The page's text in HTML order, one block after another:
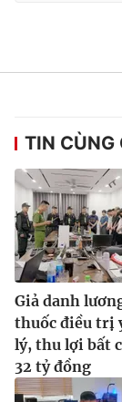
® Cấm sao chép
thuận bằng văn
thông tin từ
TIN CÙNG
Giả danh
thuốc điều trị
lý, thu lợi bất
32 tỷ đồng